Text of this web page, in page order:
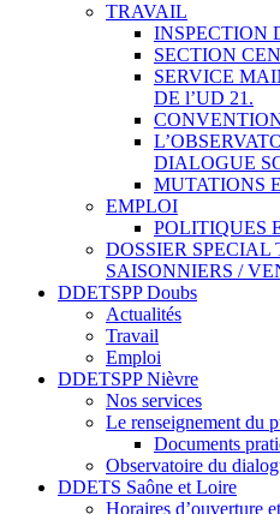
TRAVAIL
INSPECTION
SECTION
SERVICE
DE l’UD 21.
DIALOGUE
MUTATIONS
EMPLOI
POLITIQUES
DOSSIER SPECIAL
SAISONNIERS /
DDETSPP Doubs
Actualités
Travail
Emploi
DDETSPP Nièvre
Nos services
Le renseignement du
Documents
Observatoire du
DDETS Saône et Loire
Horaires d’ouverture